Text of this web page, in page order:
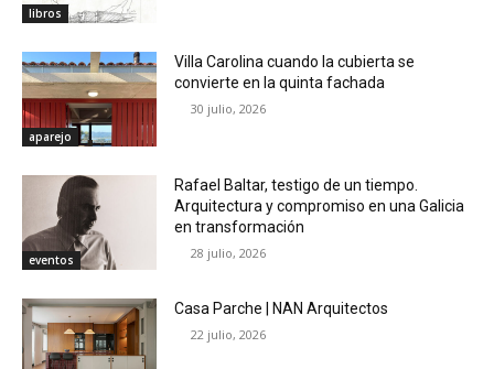
libros
aparejo
Villa Carolina cuando la cubierta se
convierte en la quinta fachada
30 julio, 2026
eventos
Rafael Baltar, testigo de un tiempo.
Arquitectura y compromiso en una Galicia
en transformación
28 julio, 2026
Casa Parche | NAN Arquitectos
22 julio, 2026